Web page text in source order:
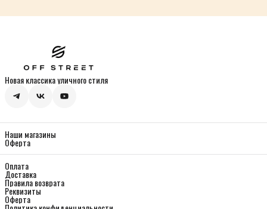
Новая классика уличного стиля
Наши магазины
Оферта
Оплата
Доставка
Правила возврата
Реквизиты
Оферта